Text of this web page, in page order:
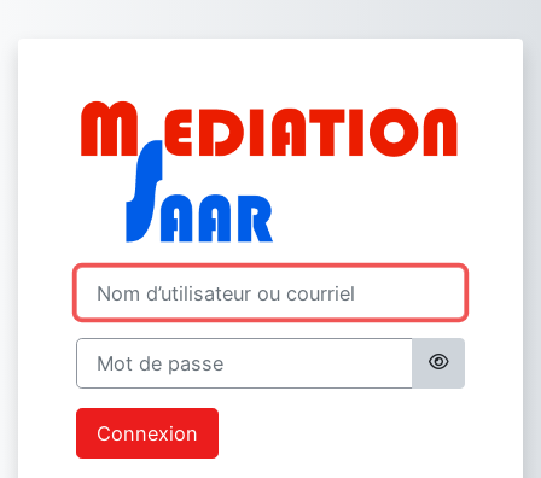
Connexion à
Procédure de création de compte
Nom d’utilisateur ou courriel
Mot de passe
Connexion